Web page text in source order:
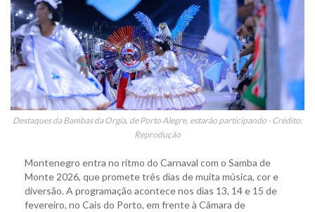
Destaques da Bambas da Orgia, de Porto Alegre, estarão participando - Crédito:
Reprodução
Montenegro entra no ritmo do Carnaval com o Samba de
Monte 2026, que promete três dias de muita música, cor e
diversão. A programação acontece nos dias 13, 14 e 15 de
fevereiro, no Cais do Porto, em frente à Câmara de